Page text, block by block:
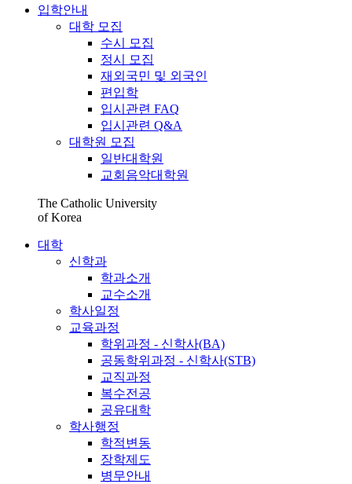
입학안내
대학 모집
수시 모집
정시 모집
재외국민 및 외국인
편입학
입시관련 FAQ
입시관련 Q&A
대학원 모집
일반대학원
교회음악대학원
The Catholic University
of Korea
대학
신학과
학과소개
교수소개
학사일정
교육과정
학위과정 - 신학사(BA)
공동학위과정 - 신학사(STB)
교직과정
복수전공
공유대학
학사행정
학적변동
장학제도
병무안내